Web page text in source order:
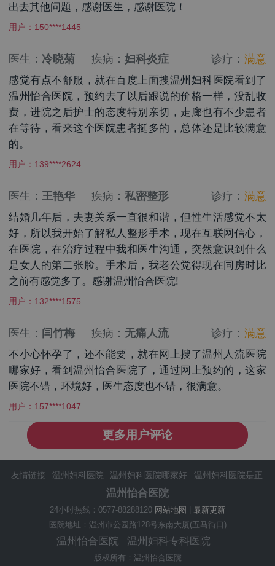
出去其他问题，感谢医生，感谢医院！
用户：150****1445
医生：冷晓菊 疾病：妇科炎症 诊疗： 满意
感觉有点不舒服，就在百度上面搜温州妇科医院看到了
温州怡合医院，预约去了以后跟说的价格一样，没乱收
费，进院之后护士的态度特别亲切，走廊也有不少患者
在等待，看来这个医院患者挺多的，总体还是比较满意
的。
用户：139****2624
医生： 王艳华 疾病：私密整形 诊疗： 满意
结婚几年后，夫妻关系一直很和谐，但性生活感觉不太
好，所以我开始了解私人整形手术，现在互联网信心，
在医院，在治疗过程中我和医生沟通，突然意识到什么
是女人的第二张脸。手术后，我老公觉得现在同房时比
之前有感觉多了。感谢温州怡合医院!
用户：132****1575
医生： 闫竹梅 疾病： 无痛人流 诊疗： 满意
不小心怀孕了，还不能要，就在网上搜了温州人流医院
哪家好，看到温州怡合医院了，通过网上预约的，这家
医院不错，环境好，医生态度也不错，很满意。
用户：157****1047
更多用户评论
友情链接 温州妇科医院 温州妇科医院哪家好
温州妇科医院是正
温州妇科医院排名 温州妇科医院在哪里
温州怡合医院好不好 温州专业妇科医院
温州好的妇科医院
温州治疗妇科医院哪家好
温州妇科专科医院
温州治疗好的妇科
温州怡合医院
24小时热线：0577-88288120 网站地图
最新更新
医院地址：温州市公园路128号东南大厦(五马街口)
温州怡合医院 温州妇科专科医院
版权所有：温州怡合医院